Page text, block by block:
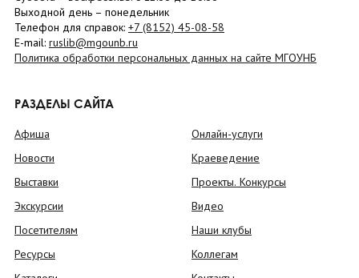
Выходной день – понедельник
Телефон для справок: +7 (8152) 45-08-58
E-mail: ruslib@mgounb.ru
Политика обработки персональных данных на сайте МГОУНБ
РАЗДЕЛЫ САЙТА
Афиша
Новости
Выставки
Экскурсии
Посетителям
Ресурсы
Онлайн-услуги
Краеведение
Проекты. Конкурсы
Видео
Наши клубы
Коллегам